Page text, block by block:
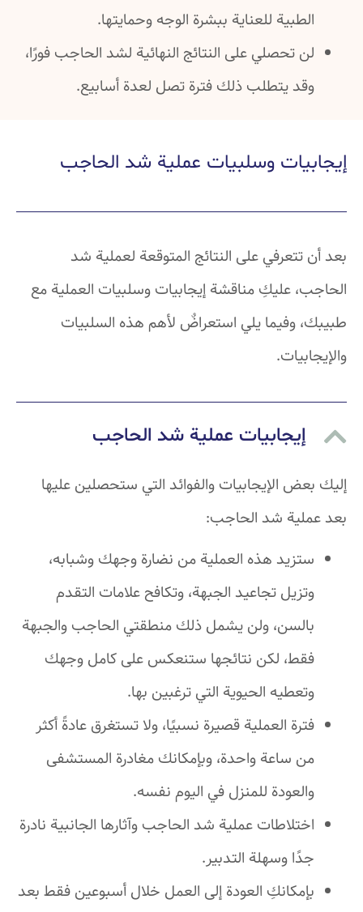
الطبية للعناية ببشرة الوجه وحمايتها.
لن تحصلي على النتائج النهائية لشد الحاجب فورًا،
وقد يتطلب ذلك فترة تصل لعدة أسابيع.
إيجابيات وسلبيات عملية شد الحاجب
بعد أن تتعرفي على النتائج المتوقعة لعملية شد
الحاجب، عليكِ مناقشة إيجابيات وسلبيات العملية مع
طبيبك، وفيما يلي استعراضٌ لأهم هذه السلبيات
والإيجابيات.
إيجابيات عملية شد الحاجب
إليك بعض الإيجابيات والفوائد التي ستحصلين عليها
بعد عملية شد الحاجب:
ستزيد هذه العملية من نضارة وجهك وشبابه،
وتزيل تجاعيد الجبهة، وتكافح علامات التقدم
بالسن، ولن يشمل ذلك منطقتي الحاجب والجبهة
فقط، لكن نتائجها ستنعكس على كامل وجهك
وتعطيه الحيوية التي ترغبين بها.
فترة العملية قصيرة نسبيًا، ولا تستغرق عادةً أكثر
من ساعة واحدة، وبإمكانك مغادرة المستشفى
والعودة للمنزل في اليوم نفسه.
اختلاطات عملية شد الحاجب وآثارها الجانبية نادرة
جدًا وسهلة التدبير.
بإمكانكِ العودة إلى العمل خلال أسبوعين فقط بعد